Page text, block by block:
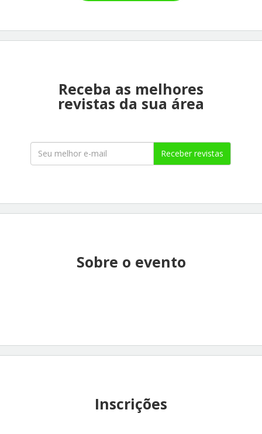
Receba as melhores
revistas da sua área
Receber revistas
Sobre o evento
Inscrições